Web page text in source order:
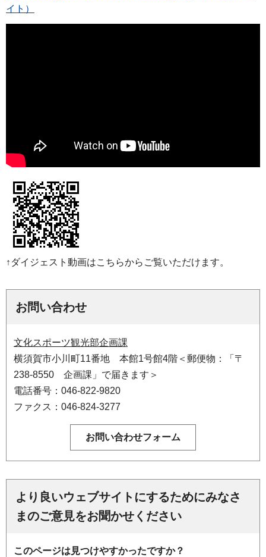
イト）
↑ダイジェスト動画はこちらからご覧いただけます。
お問い合わせ
文化スポーツ観光部企画課
横須賀市小川町11番地 本館1号館4階＜郵便物：「〒
238-8550 企画課」で届きます＞
電話番号：046-822-9820
ファクス：046-824-3277
より良いウェブサイトにするためにみなさ
まのご意見をお聞かせください
このページは見つけやすかったですか？